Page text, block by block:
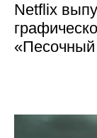
Netflix
«Песочный